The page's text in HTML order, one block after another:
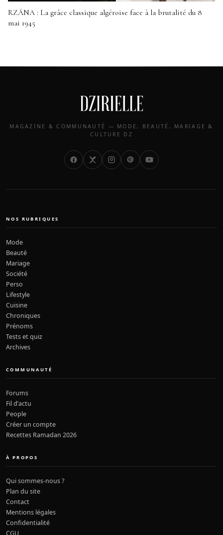
RZĀNA : La grâce classique algéroise face à la brutalité du 8
mai 1945
MAGAZINE & COMMUNAUTÉ — MODE, BEAUTÉ, MARIAGE &
CULTURE DZ
NOS RUBRIQUES
Mode
Beauté
Mariage
Société
Perso
Lifestyle
Cuisine
Chroniques
Prénoms
Tests et quiz
Archives
COMMUNAUTÉ
Forums
Fil d’actu
People
Créer un compte
Recettes Ramadan 2026
À PROPOS
Qui sommes-nous ?
Plan du site
Contact
Mentions légales
Confidentialité
CGU